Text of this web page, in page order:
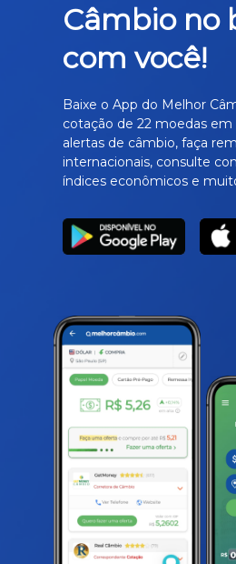
Câmbio no
com você!
Baixe o App do Melhor
cotação de 22 moedas em
alertas de câmbio, faça
internacionais, consulte
índices econômicos e